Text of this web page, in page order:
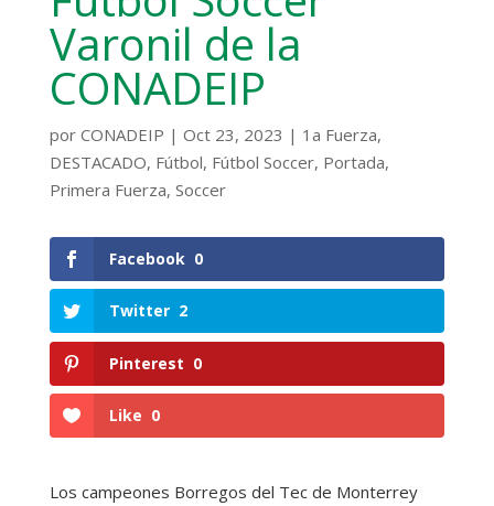
Varonil de la
CONADEIP
por CONADEIP | Oct 23, 2023 | 1a Fuerza,
DESTACADO, Fútbol, Fútbol Soccer, Portada,
Primera Fuerza, Soccer
Facebook 0
Twitter 2
Pinterest 0
Like 0
Los campeones Borregos del Tec de Monterrey